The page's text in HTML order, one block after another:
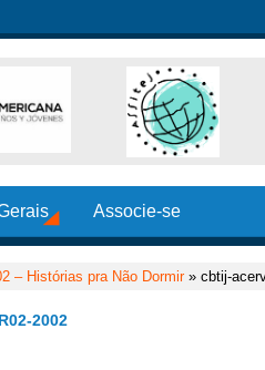
Associe-se
– Histórias pra Não Dormir» cbtij-
2002